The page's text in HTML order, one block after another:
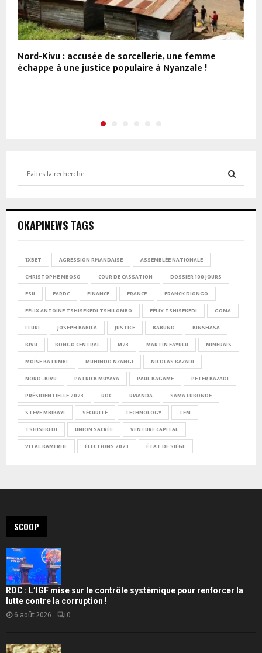
Nord-Kivu : accusée de sorcellerie, une femme
échappe à une justice populaire à Nyanzale !
OKAPINEWS TAGS
1XBET AGRESSION RWANDAISE ASSEMBLÉE NATIONALE
CHRISTOPHE MBOSO COUR DE CASSATION DOSSIER 100 JOURS
ESU FARDC FINANCE FRANCE FRANCK DIONGO
FÉLIX ANTOINE TSHISEKEDI TSHILOMBO FÉLIX TSHISEKEDI GOMA
ITURI JOSEPH KABILA JUSTICE KABUND KINSHASA
KIVU KONGO CENTRAL M23 MARTIN FAYULU MINERAIS
MOÏSE KATUMBI MUHINDO NZANGI NICOLAS KAZADI
NORD-KIVU PATRICK MUYAYA PAUL KAGAME PETER KAZADI
PRÉSIDENTIELLE 2023 RDC RWANDA SAMA LUKONDE
STEVE MBIKAYI SÉCURITÉ TECHNOLOGY TFM
TSHISEKEDI UNION SACRÉE VENTURE CAPITAL
VITAL KAMERHE ÉLECTIONS 2023 ÉTAT DE SIÈGE
SCOOP
RDC : L’IGF mise sur le contrôle systémique pour renforcer la
lutte contre la corruption !
6 août 2026 0